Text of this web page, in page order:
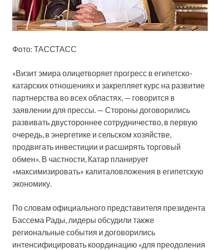
Фото: ТАССТАСС
«Визит эмира олицетворяет прогресс в египетско-
катарских отношениях и закрепляет курс на развитие
партнерства во всех областях, — говорится в
заявлении для прессы. — Стороны договорились
развивать двустороннее сотрудничество, в первую
очередь, в энергетике и сельском хозяйстве,
продвигать инвестиции и расширять торговый
обмен». В частности, Катар планирует
«максимизировать» капиталовложения в египетскую
экономику.
По словам официального представителя президента
Бассема Рады, лидеры обсудили также
региональные события и договорились
интенсифицировать координацию «для преодоления